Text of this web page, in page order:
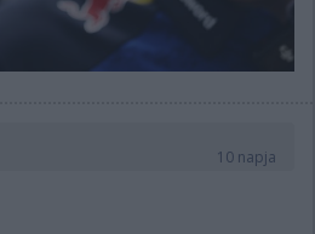
10 napja